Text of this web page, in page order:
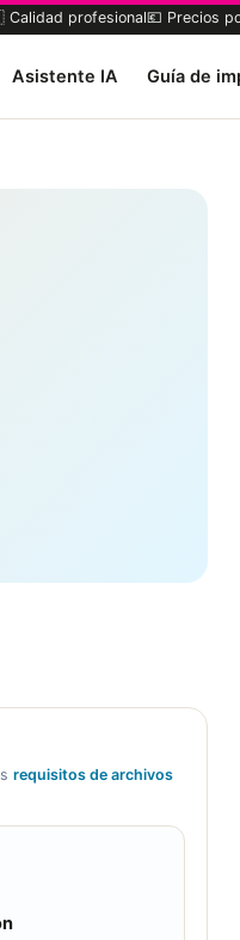
profesional💶 Precios
Asistente IA Guía de
requisitos de archivos